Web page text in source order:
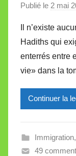
Publié le 2 mai
Il n’existe
Hadiths qui
enterrés entre
vie» dans la
Continuer la
Immigration,
49